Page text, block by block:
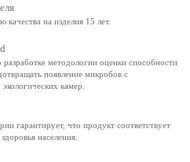
качества на изделия 15 лет.
методологии оценки способности
появление микробов с
камер.
гарантирует, что продукт соответствует
населения.